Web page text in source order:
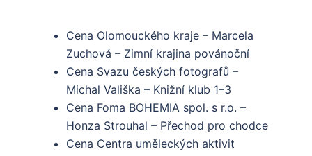
Cena Olomouckého kraje – Marcela
Zuchová – Zimní krajina povánoční
Cena Svazu českých fotografů –
Michal Vališka – Knižní klub 1–3
Cena Foma BOHEMIA spol. s r.o. –
Honza Strouhal – Přechod pro chodce
Cena Centra uměleckých aktivit